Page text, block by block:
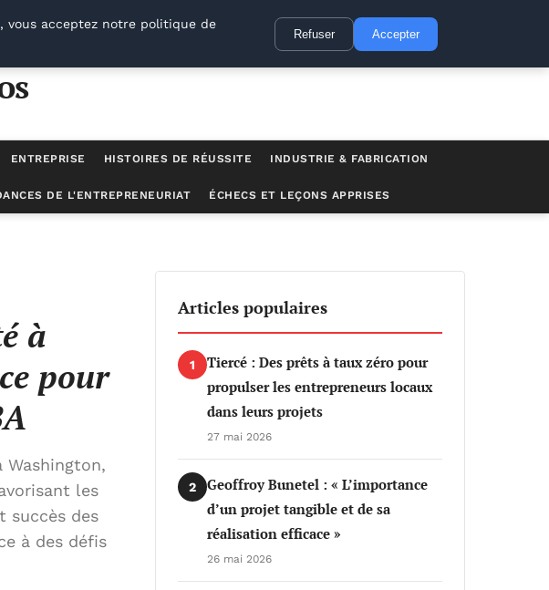
ENTREPRISE HISTOIRES DE RÉUSSITE INDUSTRIE & FABRICATION
DE L'ENTREPRENEURIAT ÉCHECS ET LEÇONS APPRISES
regain de confiance pour les petites entreprises, selon la SBA
à
pour
Washington,
les
succès des
à des défis
Articles populaires
1
Tiercé : Des prêts à taux zéro pour
propulser les entrepreneurs locaux
dans leurs projets
27 mai 2026
2
Geoffroy Bunetel : « L’importance
d’un projet tangible et de sa
réalisation efficace »
26 mai 2026
vous acceptez notre politique de
Refuser Accepter